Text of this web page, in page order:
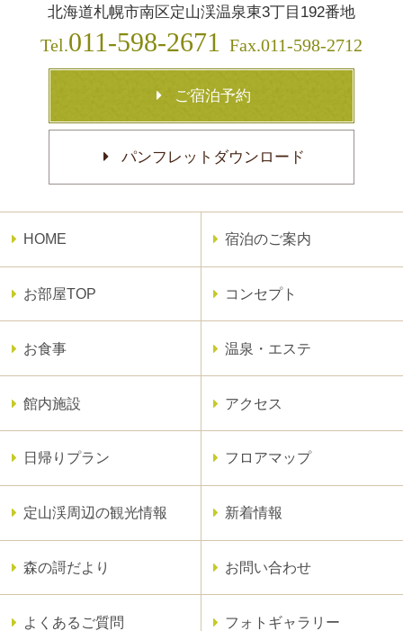
北海道札幌市南区定山渓温泉東3丁目192番地
Tel.011-598-2671 Fax.011-598-2712
ご宿泊予約
パンフレットダウンロード
HOME 宿泊のご案内
お部屋TOP コンセプト
お食事 温泉・エステ
館内施設 アクセス
日帰りプラン フロアマップ
定山渓周辺の観光情報 新着情報
森の謌だより お問い合わせ
よくあるご質問 フォトギャラリー